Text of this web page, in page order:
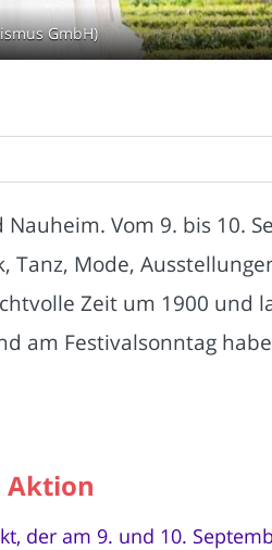
GmbH)
Vom 9. bis 10.
Mode,
Zeit um 1900 und
am Festivalsonntag
Aktion
der am 9. und 10.